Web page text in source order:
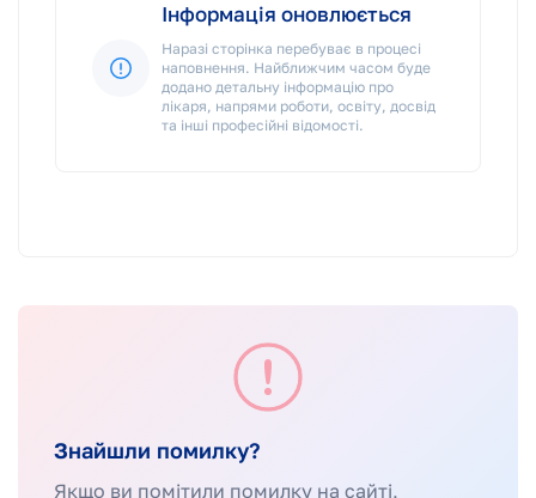
Інформація оновлюється
Наразі сторінка перебуває в процесі
наповнення. Найближчим часом буде
додано детальну інформацію про
лікаря, напрями роботи, освіту, досвід
та інші професійні відомості.
Знайшли помилку?
Якщо ви помітили помилку на сайті,